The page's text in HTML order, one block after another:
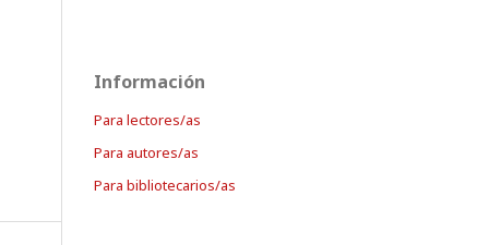
Información
Para lectores/as
Para autores/as
Para bibliotecarios/as